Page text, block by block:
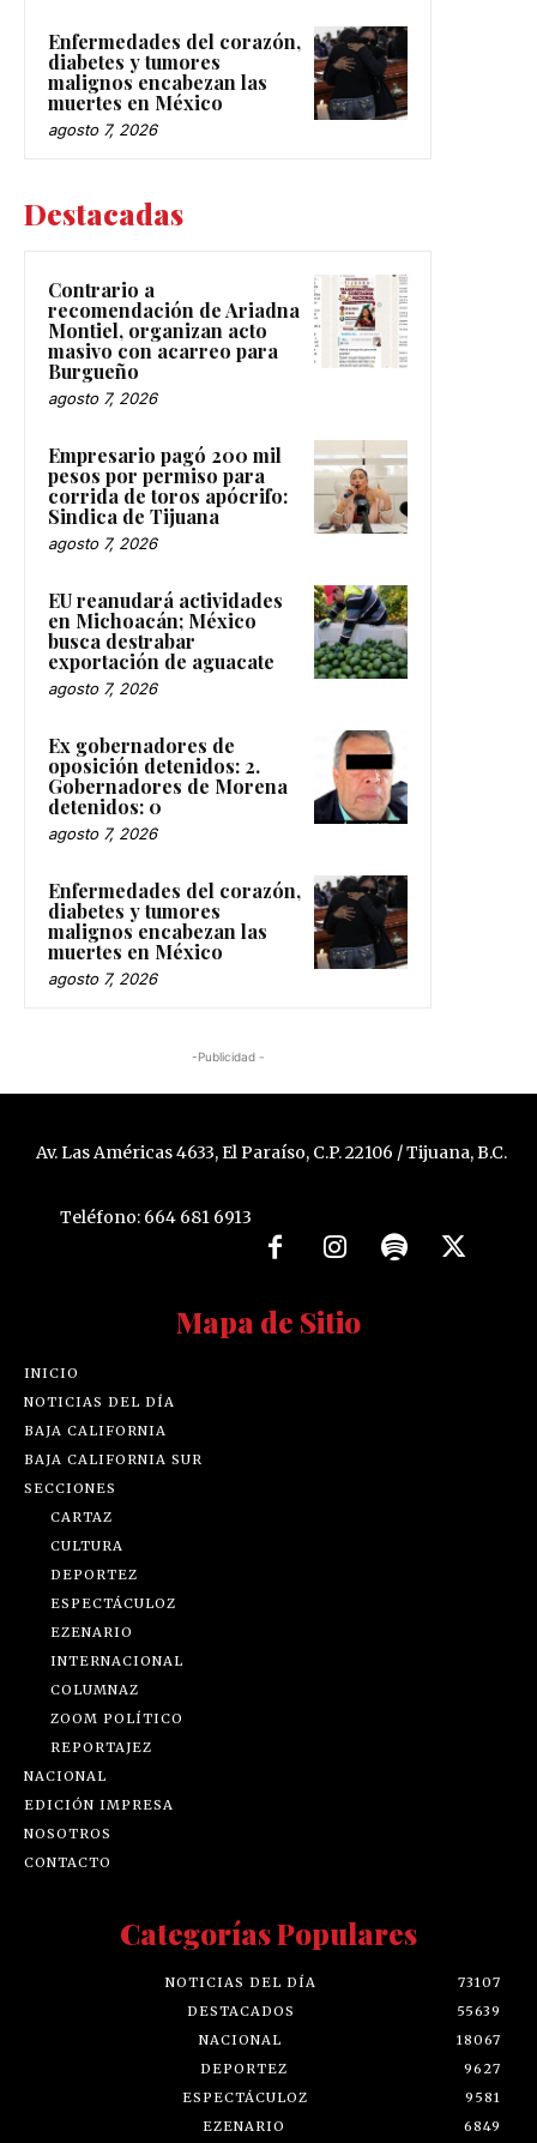
Enfermedades del corazón,
diabetes y tumores
malignos encabezan las
muertes en México
agosto 7, 2026
Destacadas
Contrario a
recomendación de Ariadna
Montiel, organizan acto
masivo con acarreo para
Burgueño
agosto 7, 2026
Empresario pagó 200 mil
pesos por permiso para
corrida de toros apócrifo:
Sindica de Tijuana
agosto 7, 2026
EU reanudará actividades
en Michoacán; México
busca destrabar
exportación de aguacate
agosto 7, 2026
Ex gobernadores de
oposición detenidos: 2.
Gobernadores de Morena
detenidos: 0
agosto 7, 2026
Enfermedades del corazón,
diabetes y tumores
malignos encabezan las
muertes en México
agosto 7, 2026
-Publicidad -
Av. Las Américas 4633, El Paraíso, C.P. 22106 / Tijuana, B.C.
Teléfono: 664 681 6913
Mapa de Sitio
INICIO
NOTICIAS DEL DÍA
BAJA CALIFORNIA
BAJA CALIFORNIA SUR
SECCIONES
CARTAZ
CULTURA
DEPORTEZ
ESPECTÁCULOZ
EZENARIO
INTERNACIONAL
COLUMNAZ
ZOOM POLÍTICO
REPORTAJEZ
NACIONAL
EDICIÓN IMPRESA
NOSOTROS
CONTACTO
Categorías Populares
NOTICIAS DEL DÍA
73107
DESTACADOS
55639
NACIONAL
18067
DEPORTEZ
9627
ESPECTÁCULOZ
9581
EZENARIO
6849